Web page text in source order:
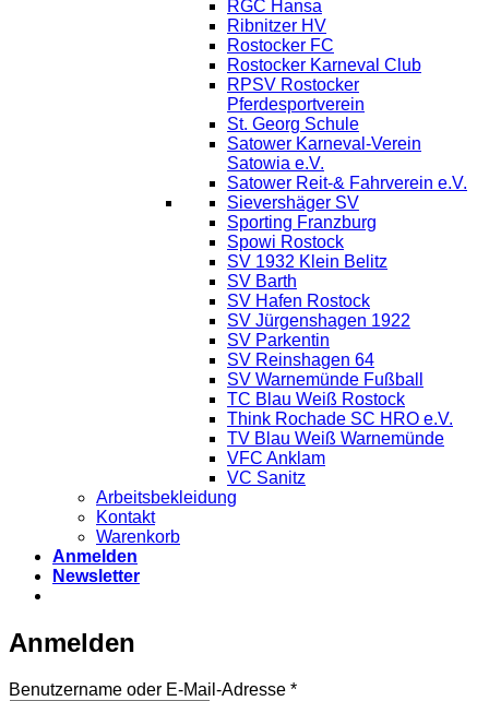
RGC Hansa
Ribnitzer HV
Rostocker FC
Rostocker Karneval Club
RPSV Rostocker
Pferdesportverein
St. Georg Schule
Satower Karneval-Verein
Satowia e.V.
Satower Reit-& Fahrverein e.V.
Sievershäger SV
Sporting Franzburg
Spowi Rostock
SV 1932 Klein Belitz
SV Barth
SV Hafen Rostock
SV Jürgenshagen 1922
SV Parkentin
SV Reinshagen 64
SV Warnemünde Fußball
TC Blau Weiß Rostock
Think Rochade SC HRO e.V.
TV Blau Weiß Warnemünde
VFC Anklam
VC Sanitz
Arbeitsbekleidung
Kontakt
Warenkorb
Anmelden
Newsletter
Anmelden
Benutzername oder E-Mail-Adresse *Erforderlich